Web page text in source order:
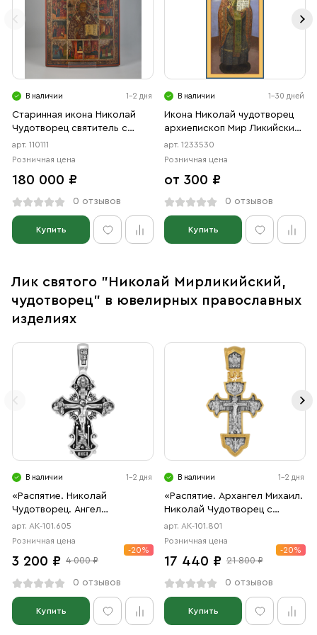
В наличии 1-2 дня
Старинная икона Николай
Чудотворец святитель с
клеймами икона 19 век
арт. 110111
Розничная цена
180 000 ₽
0 отзывов
Купить
В наличии 1-30 дней
Икона Николай чудотворец
архиепископ Мир Ликийских
святитель (АРТ.03530)
арт. 1233530
Розничная цена
от 300 ₽
0 отзывов
Купить
Лик святого "Николай Мирликийский,
чудотворец" в ювелирных православных
изделиях
В наличии 1-2 дня
«Распятие. Николай
Чудотворец. Ангел
Хранитель»
арт. АК-101.605
Розничная цена
3 200 ₽ 4 000 ₽
-20%
0 отзывов
Купить
В наличии 1-2 дня
«Распятие. Архангел Михаил.
Николай Чудотворец с
чудом. Святые мужи»
арт. АК-101.801
Розничная цена
17 440 ₽ 21 800 ₽
-20%
0 отзывов
Купить